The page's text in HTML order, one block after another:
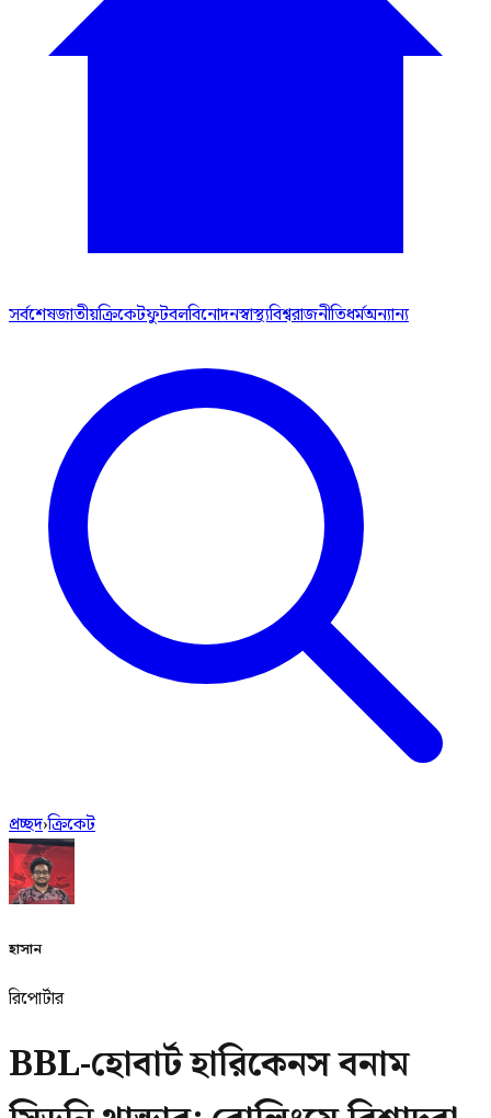
সর্বশেষজাতীয়ক্রিকেটফুটবলবিনোদনস্বাস্থ্যবিশ্বরাজনীতিধর্মঅন্যান্য
প্রচ্ছদ›ক্রিকেট
হাসান
রিপোর্টার
BBL-হোবার্ট হারিকেনস বনাম